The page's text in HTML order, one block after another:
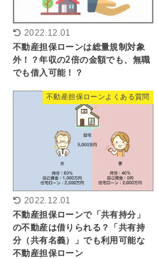
2022.12.01
不動産担保ローンは総量規制対象
外！？年収の2倍の金額でも、無職
でも借入可能！？
不動産担保ローンよくある質問
2022.12.01
不動産担保ローンで「共有持分」
の不動産は借りられる？「共有持
分（共有名義）」でも利用可能な
不動産担保ローン